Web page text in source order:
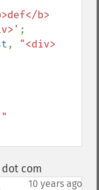
b>
;
, "<div>
com
10 years ago